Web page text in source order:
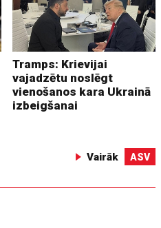
Tramps: Krievijai
vajadzētu noslēgt
vienošanos kara Ukrainā
izbeigšanai
Vairāk ASV